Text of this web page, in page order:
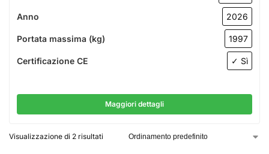
Anno 2026
Portata massima (kg) 1997
Certificazione CE ✓ Sì
Maggiori dettagli
Visualizzazione di 2 risultati